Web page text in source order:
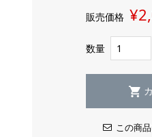
販売価格
数量
この商